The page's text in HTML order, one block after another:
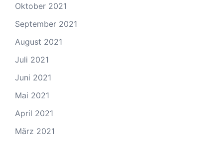
Oktober 2021
September 2021
August 2021
Juli 2021
Juni 2021
Mai 2021
April 2021
März 2021